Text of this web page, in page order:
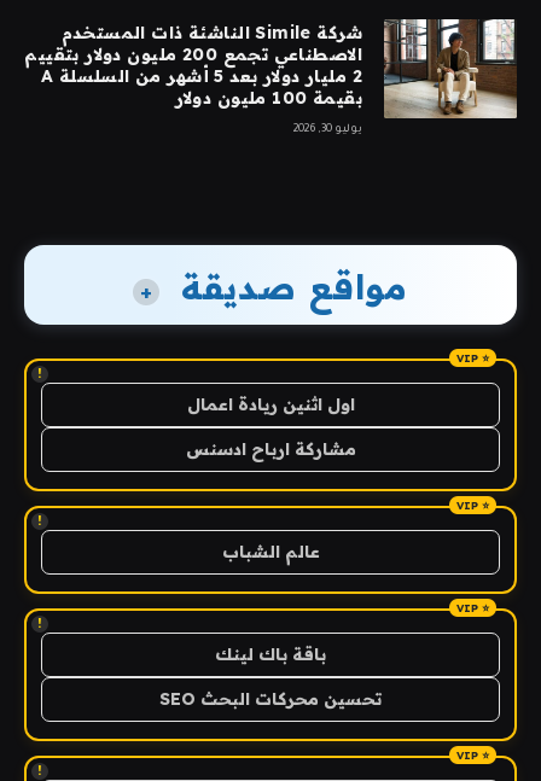
شركة Simile الناشئة ذات المستخدم
الاصطناعي تجمع 200 مليون دولار بتقييم
2 مليار دولار بعد 5 أشهر من السلسلة A
بقيمة 100 مليون دولار
يوليو 30, 2026
مواقع صديقة +
!
اول اثنين ريادة اعمال
مشاركة ارباح ادسنس
!
عالم الشباب
!
باقة باك لينك
تحسين محركات البحث SEO
!